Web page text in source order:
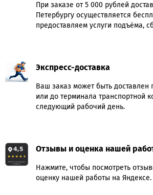
При заказе от 5 000 рублей
Петербургу осуществляется
предоставляем услуги подъёма,
Экспресс-доставка
Ваш заказ может быть доставлен
или до терминала транспортной
следующий рабочий день.
Отзывы и оценка нашей
Нажмите, чтобы посмотреть
оценку нашей работы на Яндексе.